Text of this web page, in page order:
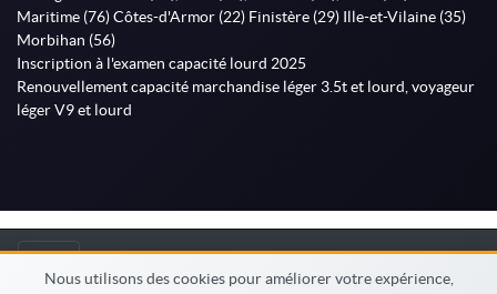
Nous utilisons des cookies pour améliorer votre expérience,
Maritime (76) Côtes-d'Armor (22) Finistère (29) Ille-et-Vilaine (35)
Morbihan (56)
Inscription à l'examen capacité lourd 2025
Renouvellement capacité marchandise léger 3.5t et lourd, voyageur
léger V9 et lourd
© MonFormateur.info 2026